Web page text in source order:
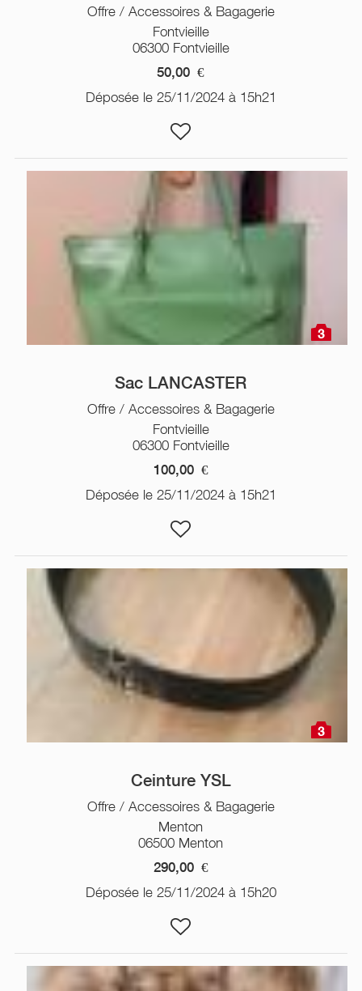
Offre / Accessoires & Bagagerie
Fontvieille
06300 Fontvieille
50,00 €
Déposée le 25/11/2024 à 15h21
3
Sac LANCASTER
Offre / Accessoires & Bagagerie
Fontvieille
06300 Fontvieille
100,00 €
Déposée le 25/11/2024 à 15h21
3
Ceinture YSL
Offre / Accessoires & Bagagerie
Menton
06500 Menton
290,00 €
Déposée le 25/11/2024 à 15h20